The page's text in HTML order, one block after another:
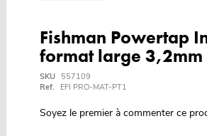
Fishman Powertap
format large 3,2mm
SKU
557109
Ref.
EFI PRO-MAT-PT1
Soyez le premier à commenter ce